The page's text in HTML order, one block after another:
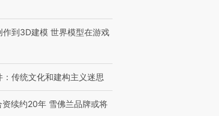
作到3D建模 世界模型在游戏
：传统文化和建构主义迷思
资续约20年 雪佛兰品牌或将